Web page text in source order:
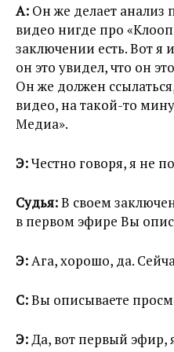
А: Он же делает анализ
видео нигде про
заключении есть. Вот я
он это увидел, что он
Он же должен
видео, на такой-то
Медиа».
Э:Честно говоря, я не
Судья:В своем
в первом эфире Вы
Э: Ага, хорошо, да.
С:Вы описываете
Э: Да, вот первый эфир,